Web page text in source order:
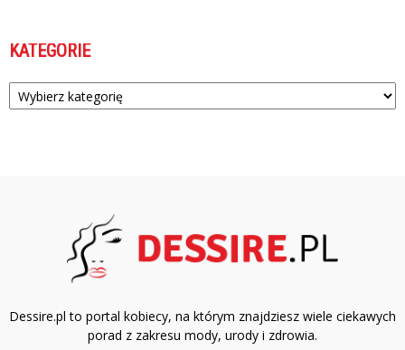
KATEGORIE
Kategorie
Dessire.pl to portal kobiecy, na którym znajdziesz wiele ciekawych
porad z zakresu mody, urody i zdrowia.